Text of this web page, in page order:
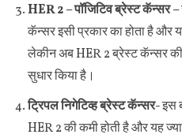
HER 2 – पॉजिटिव ब्रेस्ट कॅन्सर –
कॅन्सर इसी प्रकार का होता है
लेकीन अब HER 2 ब्रेस्ट कॅन्सर
सुधार किया है।
ट्रिपल निगेटिव्ह ब्रेस्ट कॅन्सर-इस
HER 2 की कमी होती है और यह